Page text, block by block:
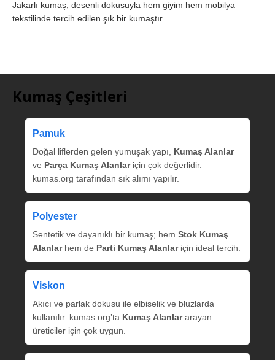
Jakarlı kumaş, desenli dokusuyla hem giyim hem mobilya
tekstilinde tercih edilen şık bir kumaştır.
Kumaş Çeşitleri
Pamuk
Doğal liflerden gelen yumuşak yapı, Kumaş Alanlar
ve Parça Kumaş Alanlariçin çok değerlidir.
kumas.org tarafından sık alımı yapılır.
Polyester
Sentetik ve dayanıklı bir kumaş; hem Stok Kumaş
Alanlarhem de Parti Kumaş Alanlariçin ideal tercih.
Viskon
Akıcı ve parlak dokusu ile elbiselik ve bluzlarda
kullanılır. kumas.org’ta Kumaş Alanlararayan
üreticiler için çok uygun.